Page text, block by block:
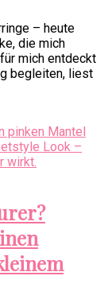
– heute
die mich
mich entdeckt
begleiten, liest